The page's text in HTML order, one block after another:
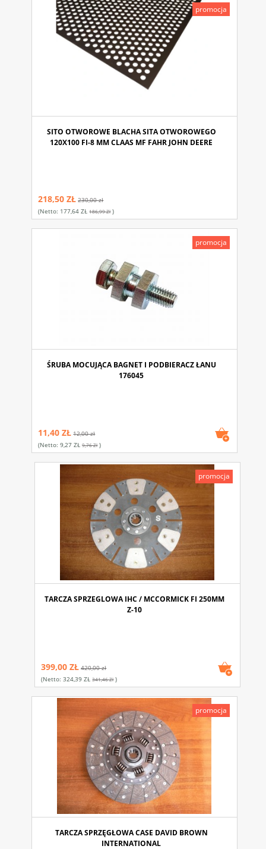
SITO OTWOROWE BLACHA SITA OTWOROWEGO
120X100 FI-8 MM CLAAS MF FAHR JOHN DEERE
218,50 ZŁ 230,00 zł
(netto: 177,64 ZŁ 186,99 Zł)
promocja
ŚRUBA MOCUJĄCA BAGNET I PODBIERACZ ŁANU
176045
11,40 ZŁ 12,00 zł
(netto:9,27 ZŁ 9,76 Zł)
promocja
TARCZA SPRZEGLOWA IHC / MCCORMICK FI 250MM
Z-10
399,00 ZŁ 420,00 zł
(netto:324,39 ZŁ 341,46 Zł)
promocja
TARCZA SPRZĘGŁOWA CASE DAVID BROWN
INTERNATIONAL
promocja